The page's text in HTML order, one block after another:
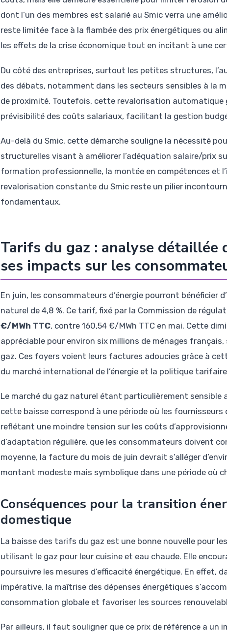
dont l’un des membres est salarié au Smic verra une
reste limitée face à la flambée des prix énergétiques ou
les effets de la crise économique tout en incitant à une
Du côté des entreprises, surtout les petites structures,
des débats, notamment dans les secteurs sensibles à la
de proximité. Toutefois, cette revalorisation
prévisibilité des coûts salariaux, facilitant la gestion
Au-delà du Smic, cette démarche souligne la nécessité
structurelles visant à améliorer l’adéquation salaire/prix
formation professionnelle, la montée en compétences et
revalorisation constante du Smic reste un pilier
fondamentaux.
Tarifs du gaz : analyse détaillée
ses impacts sur les
En juin, les consommateurs d’énergie pourront bénéficier
naturel de 4,8 %. Ce tarif, fixé par la Commission de
€/MWh TTC, contre 160,54 €/MWh TTC en mai. Cette
appréciable pour environ six millions de ménages
gaz. Ces foyers voient leurs factures adoucies grâce à
du marché international de l’énergie et la politique
Le marché du gaz naturel étant particulièrement
cette baisse correspond à une période où les
reflétant une moindre tension sur les coûts
d’adaptation régulière, que les consommateurs doivent
moyenne, la facture du mois de juin devrait s’alléger
montant modeste mais symbolique dans une période où
Conséquences pour la transition
domestique
La baisse des tarifs du gaz est une bonne nouvelle pour
utilisant le gaz pour leur cuisine et eau chaude. Elle
poursuivre les mesures d’efficacité énergétique. En effet,
impérative, la maîtrise des dépenses énergétiques
consommation globale et favoriser les sources
Par ailleurs, il faut souligner que ce prix de référence a